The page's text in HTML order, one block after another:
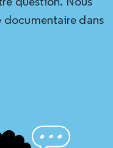
documentaire dans